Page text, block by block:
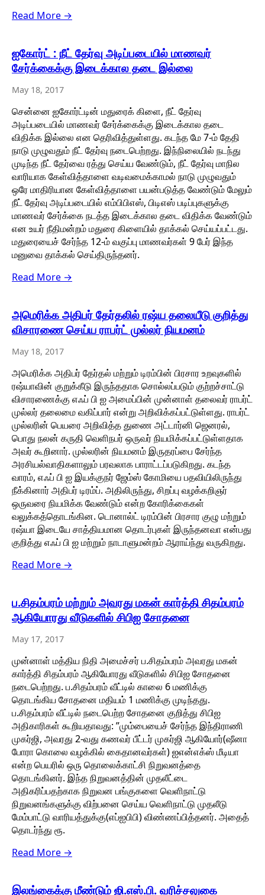
Read More →
ஐகோர்ட் : நீட் தேர்வு அடிப்படையில் மாணவர்
சேர்க்கைக்கு இடைக்கால தடை இல்லை
May 18, 2017
சென்னை ஐகோர்ட்டின் மதுரைக் கிளை, நீட் தேர்வு
அடிப்படையில் மாணவர் சேர்க்கைக்கு இடைக்கால தடை
விதிக்க இல்லை என தெரிவித்துள்ளது. கடந்த மே 7-ம் தேதி
நாடு முழுவதும் நீட் தேர்வு நடைபெற்றது. இந்நிலையில் நடந்து
முடிந்த நீட் தேர்வை ரத்து செய்ய வேண்டும், நீட் தேர்வு மாநில
வாரியாக கேள்வித்தாளை வடிவமைக்காமல் நாடு முழுவதும்
ஒரே மாதிரியான கேள்வித்தாளை பயன்படுத்த வேண்டும் மேலும்
நீட் தேர்வு அடிப்படையில் எம்பிபிஎஸ், பிடிஎஸ் படிப்புகளுக்கு
மாணவர் சேர்க்கை நடத்த இடைக்கால தடை விதிக்க வேண்டும்
என உயர் நீதிமன்றம் மதுரை கிளையில் தாக்கல் செய்யப்பட்டது.
மதுரையைச் சேர்ந்த 12-ம் வகுப்பு மாணவர்கள் 9 பேர் இந்த
மனுவை தாக்கல் செய்திருந்தனர்.
Read More →
அமெரிக்க அதிபர் தேர்தலில் ரஷ்ய தலையீடு குறித்து
விசாரணை செய்ய ராபர்ட் முல்லர் நியமனம்
May 18, 2017
அமெரிக்க அதிபர் தேர்தல் மற்றும் டிரம்பின் பிரசார உறவுகளில்
ரஷ்யாவின் குறுக்கீடு இருந்ததாக சொல்லப்படும் குற்றச்சாட்டு
விசாரணைக்கு எஃப் பி ஐ அமைப்பின் முன்னாள் தலைவர் ராபர்ட்
முல்லர் தலைமை வகிப்பார் என்று அறிவிக்கப்பட்டுள்ளது. ராபர்ட்
முல்லரின் பெயரை அறிவித்த துணை அட்டார்னி ஜெனரல்,
பொது நலன் கருதி வெளிநபர் ஒருவர் நியமிக்கப்பட்டுள்ளதாக
அவர் கூறினார். முல்லரின் நியமனம் இருதரப்பை சேர்ந்த
அரசியல்வாதிகளாலும் பரவலாக பாராட்டப்படுகிறது. கடந்த
வாரம், எஃப் பி ஐ இயக்குநர் ஜேம்ஸ் கோமியை பதவியிலிருந்து
நீக்கினார் அதிபர் டிரம்ப். அதிலிருந்து, சிறப்பு வழக்கறிஞர்
ஒருவரை நியமிக்க வேண்டும் என்ற கோரிக்கைகள்
வலுக்கத்தொடங்கின. டொனால்ட் டிரம்பின் பிரசார குழு மற்றும்
ரஷ்யா இடையே சாத்தியமான தொடர்புகள் இருந்தனவா என்பது
குறித்து எஃப் பி ஐ மற்றும் நாடாளுமன்றம் ஆராய்ந்து வருகிறது.
Read More →
ப.சிதம்பரம் மற்றும் அவரது மகன் கார்த்தி சிதம்பரம்
ஆகியோரது வீடுகளில் சிபிஐ சோதனை
May 17, 2017
முன்னாள் மத்திய நிதி அமைச்சர் ப.சிதம்பரம் அவரது மகன்
கார்த்தி சிதம்பரம் ஆகியோரது வீடுகளில் சிபிஐ சோதனை
நடைபெற்றது. ப.சிதம்பரம் வீட்டில் காலை 6 மணிக்கு
தொடங்கிய சோதனை மதியம் 1 மணிக்கு முடிந்தது.
ப.சிதம்பரம் வீட்டில் நடைபெற்ற சோதனை குறித்து சிபிஐ
அதிகாரிகள் கூறியதாவது: ”மும்பையைச் சேர்ந்த இந்திராணி
முகர்ஜி, அவரது 2-வது கணவர் பீட்டர் முகர்ஜி ஆகியோர்(ஷீனா
போரா கொலை வழக்கில் கைதானவர்கள்) ஐஎன்எக்ஸ் மீடியா
என்ற பெயரில் ஒரு தொலைக்காட்சி நிறுவனத்தை
தொடங்கினர். இந்த நிறுவனத்தின் முதலீட்டை
அதிகரிப்பதற்காக நிறுவன பங்குகளை வெளிநாட்டு
நிறுவனங்களுக்கு விற்பனை செய்ய வெளிநாட்டு முதலீடு
மேம்பாட்டு வாரியத்துக்கு(எப்ஐபிபி) விண்ணப்பித்தனர். அதைத்
தொடர்ந்து ரூ.
Read More →
இலங்கைக்கு மீண்டும் ஜி.எஸ்.பி. வரிச்சலுகை